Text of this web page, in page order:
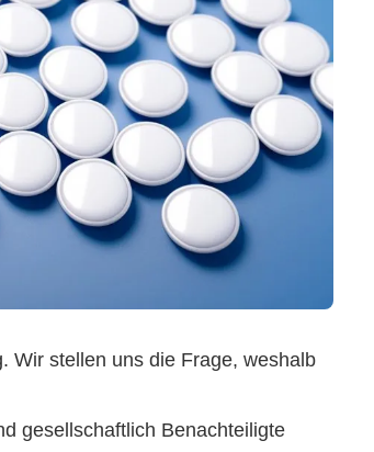
Wir stellen uns die Frage, weshalb
gesellschaftlich Benachteiligte